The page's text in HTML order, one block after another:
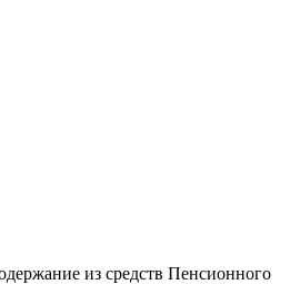
из средств Пенсионного